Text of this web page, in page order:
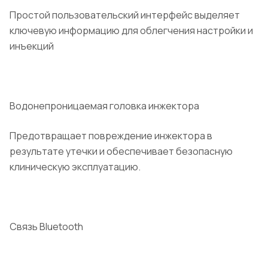
Простой пользовательский интерфейс выделяет
ключевую информацию для облегчения настройки и
инъекций
Водонепроницаемая головка инжектора
Предотвращает повреждение инжектора в
результате утечки и обеспечивает безопасную
клиническую эксплуатацию.
Связь Bluetooth